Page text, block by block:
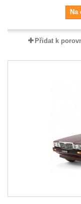
Na
Přidat k